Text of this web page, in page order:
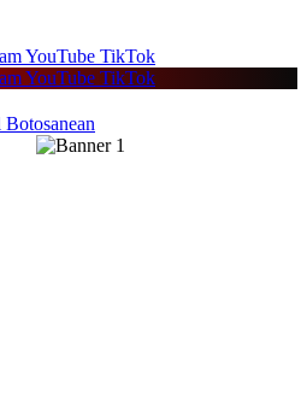
YouTube TikTok
YouTube TikTok